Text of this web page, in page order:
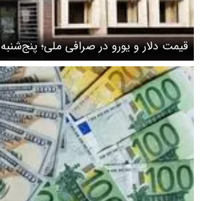
قیمت دلار و یورو در صرافی ملی؛ پنج‌شنبه ۹ اسفند